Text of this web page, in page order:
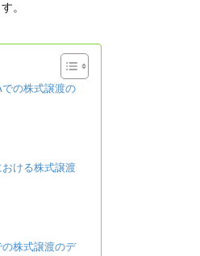
。
の株式譲渡の
ける株式譲渡
株式譲渡のデ